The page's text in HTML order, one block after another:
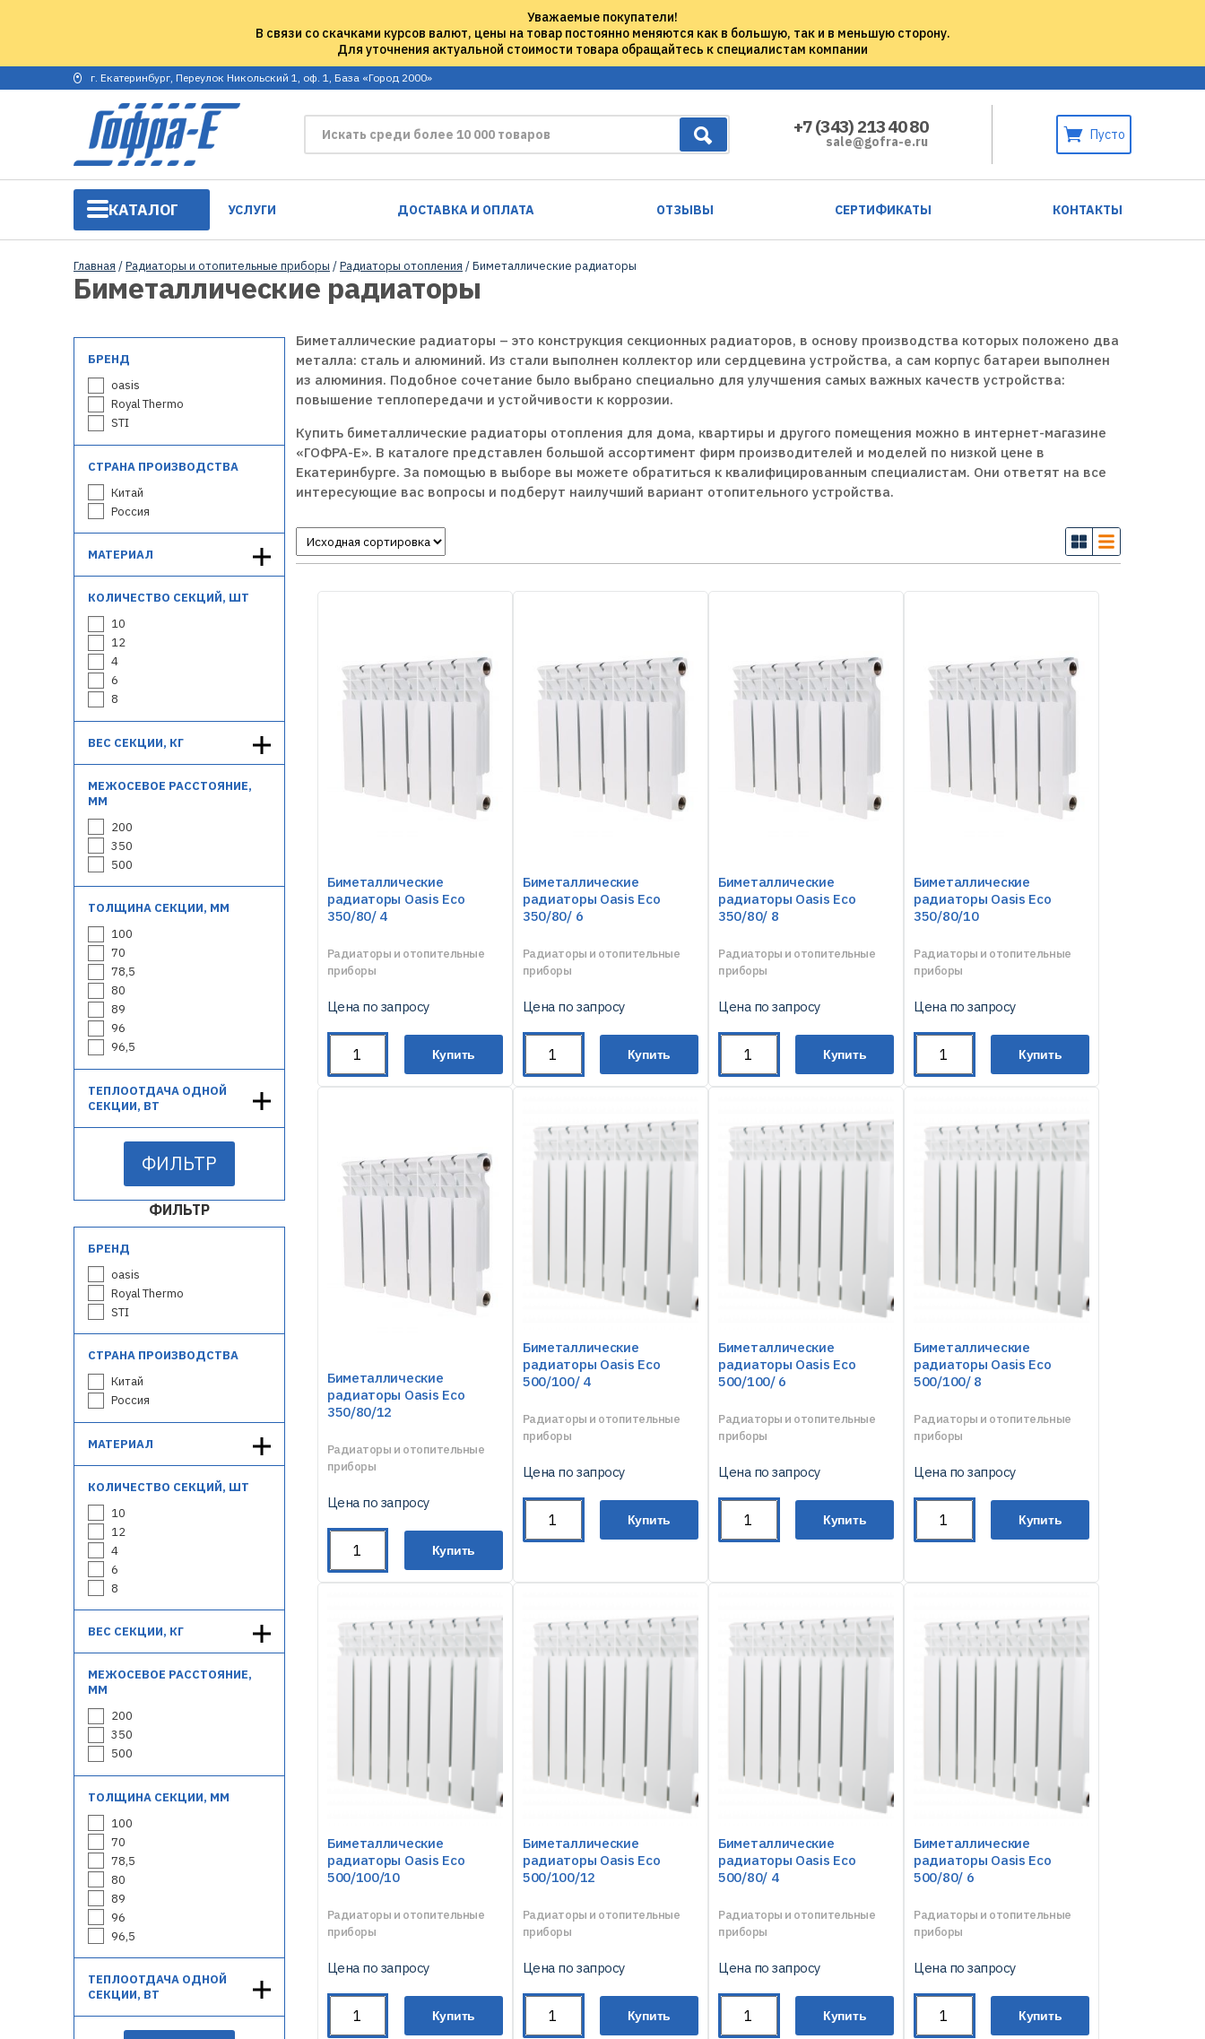
Уважаемые покупатели!
В связи со скачками курсов валют, цены на товар постоянно меняются как в большую, так и в меньшую сторону.
Для уточнения актуальной стоимости товара обращайтесь к специалистам компании
г. Екатеринбург, Переулок Никольский 1, оф. 1, База «Город 2000»
+7 (343) 213 40 80
sale@gofra-e.ru Пусто
КАТАЛОГ УСЛУГИ ДОСТАВКА И ОПЛАТА ОТЗЫВЫ СЕРТИФИКАТЫ КОНТАКТЫ
Главная /Радиаторы и отопительные приборы /Радиаторы отопления / Биметаллические радиаторы
Биметаллические радиаторы
БРЕНД
oasis
Royal Thermo
STI
СТРАНА ПРОИЗВОДСТВА
Китай
Россия
МАТЕРИАЛ
КОЛИЧЕСТВО СЕКЦИЙ, ШТ
10
12
4
6
8
ВЕС СЕКЦИИ, КГ
МЕЖОСЕВОЕ РАССТОЯНИЕ,
ММ
200
350
500
ТОЛЩИНА СЕКЦИИ, ММ
100
70
78,5
80
89
96
96,5
ТЕПЛООТДАЧА ОДНОЙ
СЕКЦИИ, ВТ
ФИЛЬТР
ФИЛЬТР
БРЕНД
oasis
Royal Thermo
STI
СТРАНА ПРОИЗВОДСТВА
Китай
Россия
МАТЕРИАЛ
КОЛИЧЕСТВО СЕКЦИЙ, ШТ
10
12
4
6
8
ВЕС СЕКЦИИ, КГ
МЕЖОСЕВОЕ РАССТОЯНИЕ,
ММ
200
350
500
ТОЛЩИНА СЕКЦИИ, ММ
100
70
78,5
80
89
96
96,5
ТЕПЛООТДАЧА ОДНОЙ
СЕКЦИИ, ВТ
Биметаллические радиаторы – это конструкция секционных радиаторов, в основу производства которых положено два
металла: сталь и алюминий. Из стали выполнен коллектор или сердцевина устройства, а сам корпус батареи выполнен
из алюминия. Подобное сочетание было выбрано специально для улучшения самых важных качеств устройства:
повышение теплопередачи и устойчивости к коррозии.
Купить биметаллические радиаторы отопления для дома, квартиры и другого помещения можно в интернет-магазине
«ГОФРА-Е». В каталоге представлен большой ассортимент фирм производителей и моделей по низкой цене в
Екатеринбурге. За помощью в выборе вы можете обратиться к квалифицированным специалистам. Они ответят на все
интересующие вас вопросы и подберут наилучший вариант отопительного устройства.
Биметаллические
радиаторы Oasis Eco
350/80/ 4
Радиаторы и отопительные
приборы
Цена по запросу
Купить
Биметаллические
радиаторы Oasis Eco
350/80/ 6
Радиаторы и отопительные
приборы
Цена по запросу
Купить
Биметаллические
радиаторы Oasis Eco
350/80/ 8
Радиаторы и отопительные
приборы
Цена по запросу
Купить
Биметаллические
радиаторы Oasis Eco
350/80/10
Радиаторы и отопительные
приборы
Цена по запросу
Купить
Биметаллические
радиаторы Oasis Eco
350/80/12
Радиаторы и отопительные
приборы
Цена по запросу
Купить
Биметаллические
радиаторы Oasis Eco
500/100/ 4
Радиаторы и отопительные
приборы
Цена по запросу
Купить
Биметаллические
радиаторы Oasis Eco
500/100/ 6
Радиаторы и отопительные
приборы
Цена по запросу
Купить
Биметаллические
радиаторы Oasis Eco
500/100/ 8
Радиаторы и отопительные
приборы
Цена по запросу
Купить
Биметаллические
радиаторы Oasis Eco
500/100/10
Радиаторы и отопительные
приборы
Цена по запросу
Купить
Биметаллические
радиаторы Oasis Eco
500/100/12
Радиаторы и отопительные
приборы
Цена по запросу
Купить
Биметаллические
радиаторы Oasis Eco
500/80/ 4
Радиаторы и отопительные
приборы
Цена по запросу
Купить
Биметаллические
радиаторы Oasis Eco
500/80/ 6
Радиаторы и отопительные
приборы
Цена по запросу
Купить